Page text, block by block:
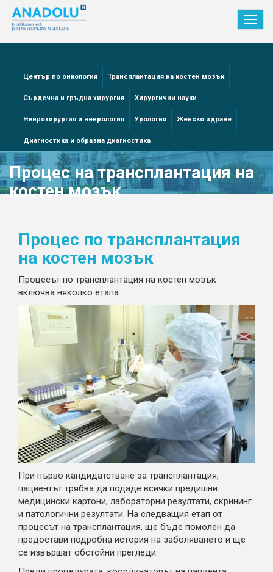
Център по онкология Трансплантация на костен мозък
Сърдечна и гръдна хирургия Хирургични науки
Неврохирургия и неврология Урология Женско здраве
Диагностика и образна диагностика
Процес на трансплантация на
костен мозък
Процес по трансплантaция
на костен мозък
Процесът по трансплантaция на костен мозък
включва няколко етапа.
При първо кандидатстване за трансплантация,
пациентът трябва да подадe всички предишни
медицински картони, лабораторни резултати, скрининг
и патологични резултати. На следващия етап от
процесът на трансплантация, ще бъдe помолен да
предостави подробна история на заболяването и ще
се извършат обстойни прегледи.